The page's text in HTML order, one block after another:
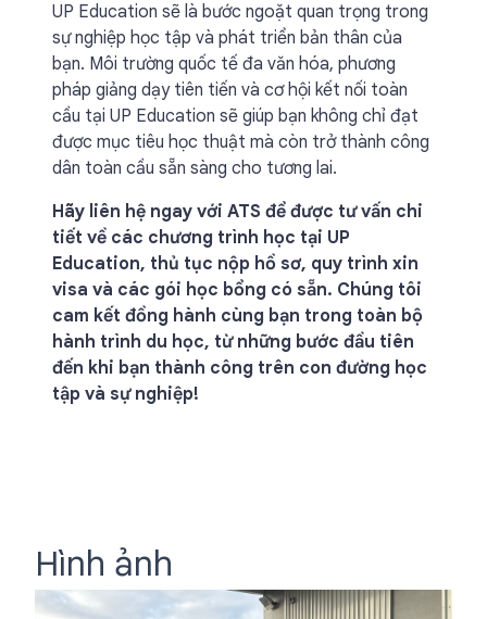
UP Education sẽ là bước ngoặt quan trọng trong
sự nghiệp học tập và phát triển bản thân của
bạn. Môi trường quốc tế đa văn hóa, phương
pháp giảng dạy tiên tiến và cơ hội kết nối toàn
cầu tại UP Education sẽ giúp bạn không chỉ đạt
được mục tiêu học thuật mà còn trở thành công
dân toàn cầu sẵn sàng cho tương lai.
Hãy liên hệ ngay với ATS để được tư vấn chi
tiết về các chương trình học tại UP
Education, thủ tục nộp hồ sơ, quy trình xin
visa và các gói học bổng có sẵn. Chúng tôi
cam kết đồng hành cùng bạn trong toàn bộ
hành trình du học, từ những bước đầu tiên
đến khi bạn thành công trên con đường học
tập và sự nghiệp!
Hình ảnh